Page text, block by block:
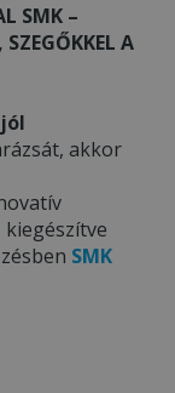
SMK –
A
akkor
SMK